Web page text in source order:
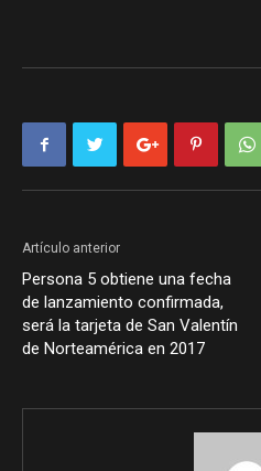
Artículo anterior
Persona 5 obtiene una fecha
de lanzamiento confirmada,
será la tarjeta de San Valentín
de Norteamérica en 2017